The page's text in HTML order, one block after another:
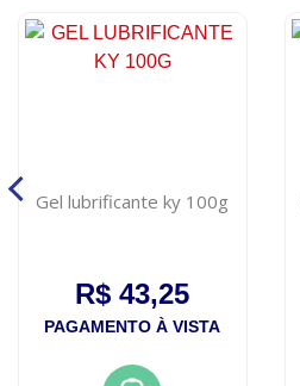
Gel lubrificante ky 100g
R$ 43,25
PAGAMENTO À VISTA